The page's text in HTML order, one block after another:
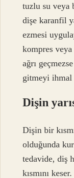
tuzlu su veya
dişe karanfil
ezmesi
kompres
ağrı
gitmeyi ihmal
Dişin
Dişin bir
olduğunda
tedavide, diş
kısmını